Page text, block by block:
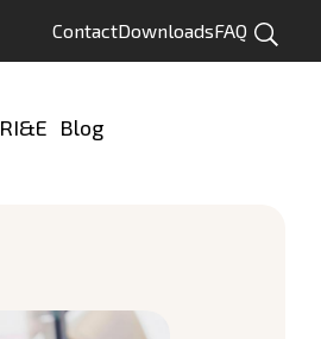
ContactDownloadsFAQ
Zoeken
RI&E Blog